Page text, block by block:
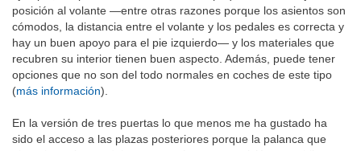
posición al volante —entre otras razones porque los asientos son
cómodos, la distancia entre el volante y los pedales es correcta y
hay un buen apoyo para el pie izquierdo— y los materiales que
recubren su interior tienen buen aspecto. Además, puede tener
opciones que no son del todo normales en coches de este tipo
(más información).
En la versión de tres puertas lo que menos me ha gustado ha
sido el acceso a las plazas posteriores porque la palanca que